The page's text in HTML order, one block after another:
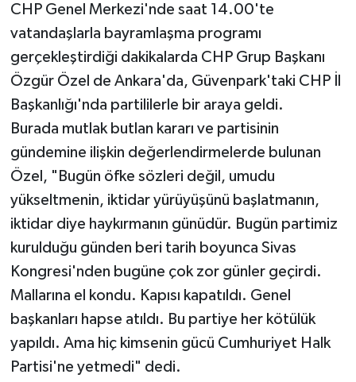
CHP Genel Merkezi'nde saat 14.00'te
vatandaşlarla bayramlaşma programı
gerçekleştirdiği dakikalarda CHP Grup Başkanı
Özgür Özel de Ankara'da, Güvenpark'taki CHP İl
Başkanlığı'nda partililerle bir araya geldi.
Burada mutlak butlan kararı ve partisinin
gündemine ilişkin değerlendirmelerde bulunan
Özel, "Bugün öfke sözleri değil, umudu
yükseltmenin, iktidar yürüyüşünü başlatmanın,
iktidar diye haykırmanın günüdür. Bugün partimiz
kurulduğu günden beri tarih boyunca Sivas
Kongresi'nden bugüne çok zor günler geçirdi.
Mallarına el kondu. Kapısı kapatıldı. Genel
başkanları hapse atıldı. Bu partiye her kötülük
yapıldı. Ama hiç kimsenin gücü Cumhuriyet Halk
Partisi'ne yetmedi" dedi.